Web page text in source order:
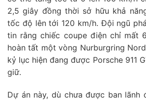
2,5 giây đồng thời sở hữu khả
tốc độ lên tới 120 km/h. Đội ngũ
tin rằng chiếc coupe điện chỉ mất
hoàn tất một vòng Nurburgring
kỷ lục hiện đang được Porsche 911
giữ.
Dự án này, dù chưa được ban lãnh